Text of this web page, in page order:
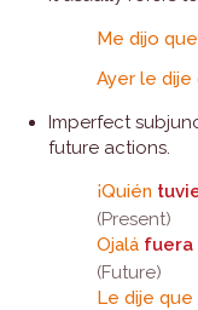
Me dijo que
Ayer le dije
Imperfect
future actions.
¡Quién
(Present)
Ojalá fuera
(Future)
Le dije que